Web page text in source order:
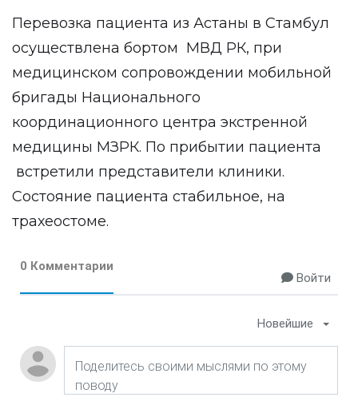
Перевозка пациента из Астаны в Стамбул
осуществлена бортом МВД РК, при
медицинском сопровождении мобильной
бригады Национального
координационного центра экстренной
медицины МЗРК. По прибытии пациента
встретили представители клиники.
Состояние пациента стабильное, на
трахеостоме.
0 Комментарии
Войти
Новейшие